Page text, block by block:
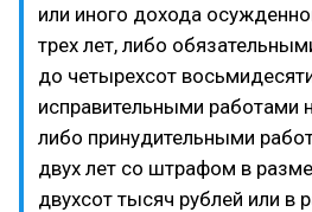
или иного дохода
трех лет, либо
до четырехсот
исправительными работами
либо принудительными
двух лет со штрафом в
двухсот тысяч рублей или в